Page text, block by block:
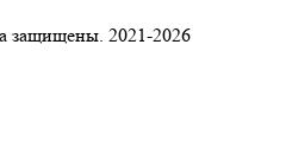
2021-2026